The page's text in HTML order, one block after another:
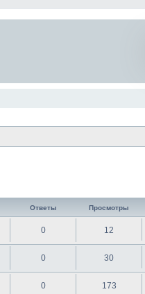
Ответы Просмотры
0 12
0 30
0 173